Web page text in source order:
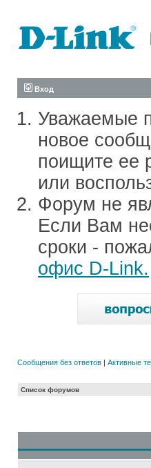
Вход
Уважаемые
новое
поищите ее
или
Форум не
Если Вам
сроки -
офис D-Link.
Сообщения без ответов | Активные
Список форумов